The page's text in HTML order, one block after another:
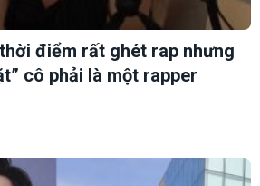
điểm rất ghét rap nhưng
cô phải là một rapper